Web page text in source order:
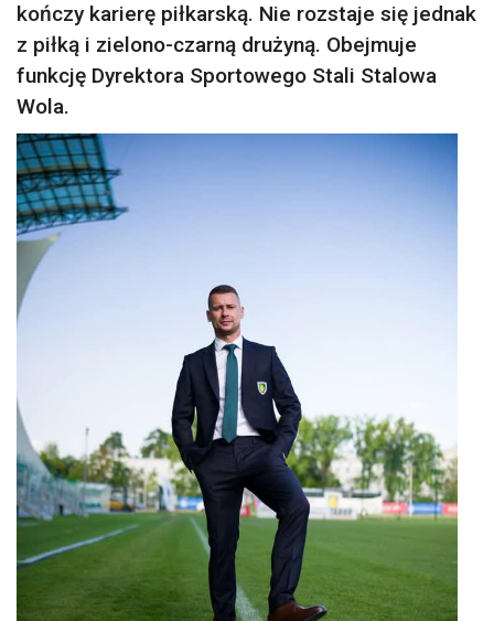
kończy karierę piłkarską. Nie rozstaje się jednak
z piłką i zielono-czarną drużyną. Obejmuje
funkcję Dyrektora Sportowego Stali Stalowa
Wola.